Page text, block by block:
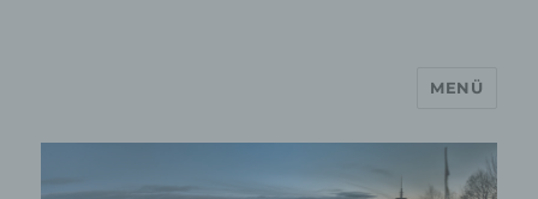
MP Mario Porten Beratung
Training Coaching
MENÜ